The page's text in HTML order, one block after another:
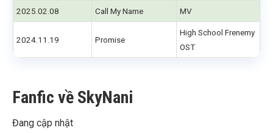
2025.02.08 Call My Name MV
2024.11.19 Promise
High School Frenemy
OST
Fanfic về SkyNani
Đang cập nhật